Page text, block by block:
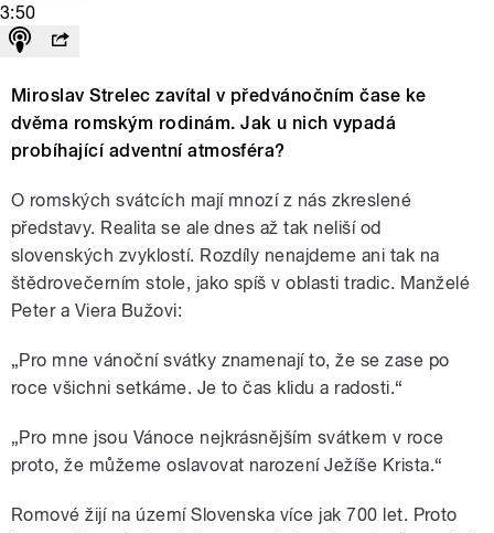
3:50
Miroslav Strelec zavítal v předvánočním čase ke
dvěma romským rodinám. Jak u nich vypadá
probíhající adventní atmosféra?
O romských svátcích mají mnozí z nás zkreslené
představy. Realita se ale dnes až tak neliší od
slovenských zvyklostí. Rozdíly nenajdeme ani tak na
štědrovečerním stole, jako spíš v oblasti tradic. Manželé
Peter a Viera Bužovi:
„Pro mne vánoční svátky znamenají to, že se zase po
roce všichni setkáme. Je to čas klidu a radosti.“
„Pro mne jsou Vánoce nejkrásnějším svátkem v roce
proto, že můžeme oslavovat narození Ježíše Krista.“
Romové žijí na území Slovenska více jak 700 let. Proto